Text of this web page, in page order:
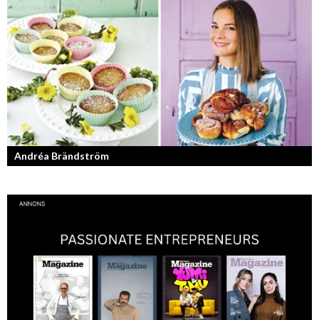
Kan jag snälla få prata med dig igen, för du va så bra att prata med.
Andréa Brändström
Vinnare av Hela Sverige Bakar 2017.